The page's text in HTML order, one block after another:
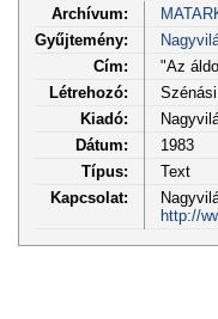
Archívum:
Gyűjtemény:
Cím:
"Az
Létrehozó:
Kiadó:
Dátum:
1983
Típus:
Text
Kapcsolat:
http://